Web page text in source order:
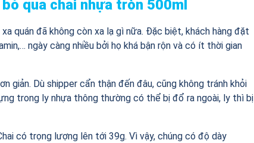
qua chai nhựa tròn 500ml
quán đã không còn xa lạ gì nữa. Đặc biệt, khách hàng đặt
ngày càng nhiều bởi họ khá bận rộn và có ít thời gian
giản. Dù shipper cẩn thận đến đâu, cũng không tránh khỏi
trong ly nhựa thông thường có thể bị đổ ra ngoài, ly thì bị
có trọng lượng lên tới 39g. Vì vậy, chúng có độ dày